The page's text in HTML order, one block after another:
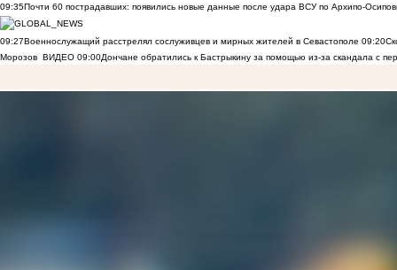
09:35Почти 60 пострадавших: появились новые данные после удара ВСУ по Архипо-
09:27Военнослужащий расстрелял сослуживцев и мирных жителей в Севастополе 09:20
Морозов ВИДЕО 09:00Дончане обратились к Бастрыкину за помощью из-за скандала с